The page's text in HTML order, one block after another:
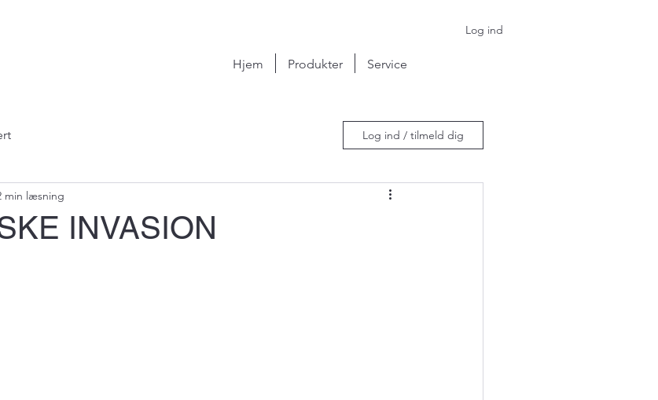
Log ind
Hjem Produkter Service
Log ind / tilmeld dig
INVASION
min læsning